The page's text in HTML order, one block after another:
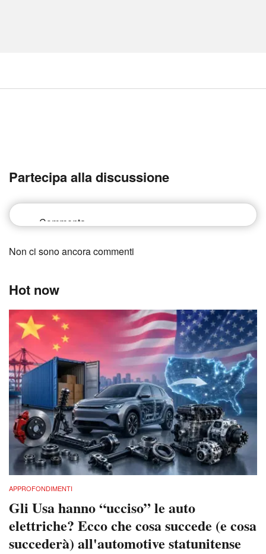
Partecipa alla discussione
Non ci sono ancora commenti
Hot now
APPROFONDIMENTI
Gli Usa hanno “ucciso” le auto
elettriche? Ecco che cosa succede (e cosa
succederà) all'automotive statunitense